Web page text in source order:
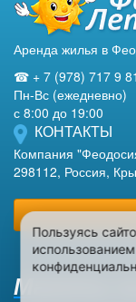
Аренда жилья в
☎ + 7 (978) 717 9
Пн-Вс (ежедневно)
с 8:00 до 19:00
КОНТАКТЫ
Компания
298112, Россия,
Макеты на
Пользуясь